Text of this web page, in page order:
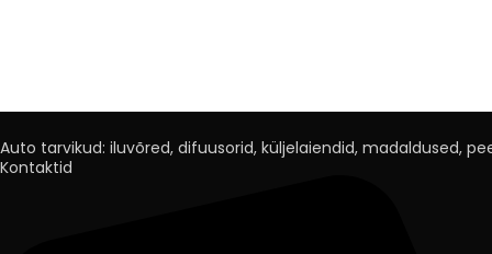
Auto tarvikud: iluvõred, difuusorid, küljelaiendid, madaldused,
Kontaktid